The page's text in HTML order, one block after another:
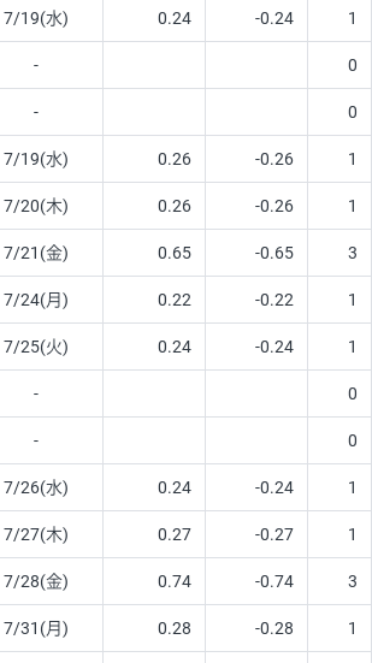
7/19(水) 0.24 -0.24 1
- 0
- 0
7/19(水) 0.26 -0.26 1
7/20(木) 0.26 -0.26 1
7/21(金) 0.65 -0.65 3
7/24(月) 0.22 -0.22 1
7/25(火) 0.24 -0.24 1
- 0
- 0
7/26(水) 0.24 -0.24 1
7/27(木) 0.27 -0.27 1
7/28(金) 0.74 -0.74 3
7/31(月) 0.28 -0.28 1